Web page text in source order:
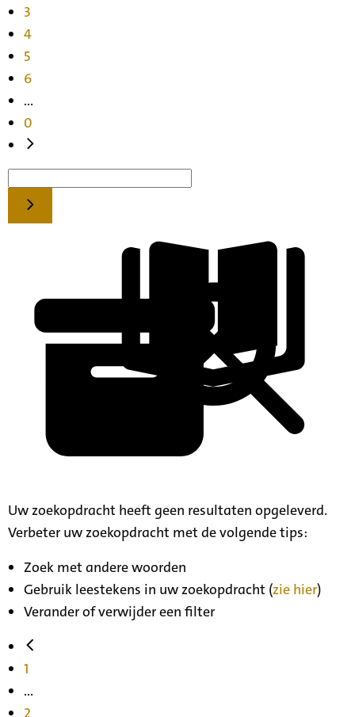
3
4
5
6
...
0
Uw zoekopdracht heeft geen resultaten opgeleverd.
Verbeter uw zoekopdracht met de volgende tips:
Zoek met andere woorden
Gebruik leestekens in uw zoekopdracht (zie hier)
Verander of verwijder een filter
1
...